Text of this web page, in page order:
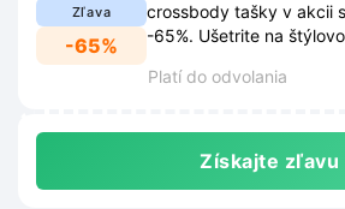
Zľava
-65%
crossbody tašky v akcii
-65%. Ušetrite na
Platí do odvolania
Získajte zľavu